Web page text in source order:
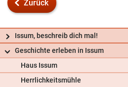
Zurück
Issum, beschreib dich mal!
Geschichte erleben in Issum
Haus Issum
Herrlichkeitsmühle